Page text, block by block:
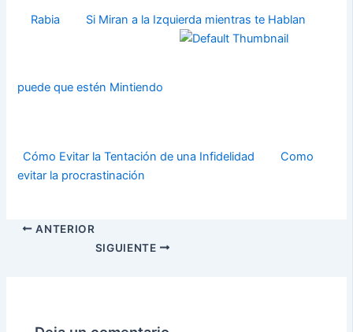
Rabia Si Miran a la Izquierda mientras te Hablan
puede que estén Mintiendo
Cómo Evitar la Tentación de una Infidelidad
Como
evitar la procrastinación
ANTERIOR
SIGUIENTE